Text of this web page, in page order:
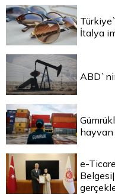
İtalya
hayvan
e-